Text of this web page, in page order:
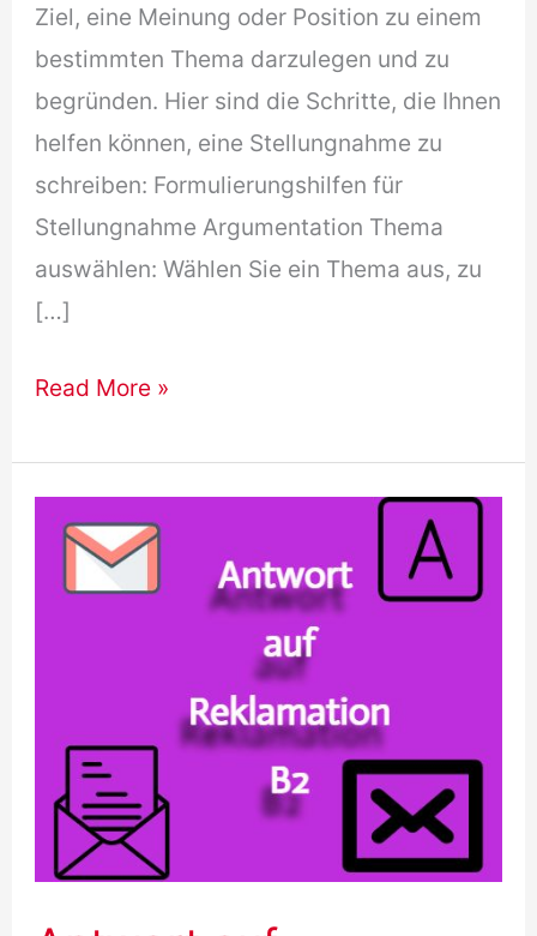
Ziel, eine Meinung oder Position zu einem
bestimmten Thema darzulegen und zu
begründen. Hier sind die Schritte, die Ihnen
helfen können, eine Stellungnahme zu
schreiben: Formulierungshilfen für
Stellungnahme Argumentation Thema
auswählen: Wählen Sie ein Thema aus, zu
[…]
Stellungnahme
:
Formulierungen
Read More »